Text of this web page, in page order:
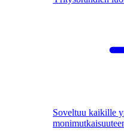
Soveltuu kaikille